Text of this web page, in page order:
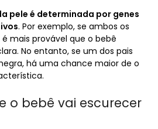
pele é determinada por genes
. Por exemplo, se ambos os
mais provável que o bebê
No entanto, se um dos pais
há uma chance maior de o
o bebê vai escurecer